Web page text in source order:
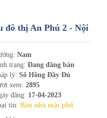
đô thị An Phú 2 - Nội
Nam
trạng: Đang đăng bán
lý: Sổ Hồng Đầy Đủ
xem: 2895
đăng: 17-04-2023
tin: Bán nhà mặt phố